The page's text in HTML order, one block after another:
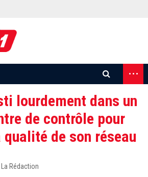
...
lourdement dans un
de contrôle pour
de son réseau
La Rédaction